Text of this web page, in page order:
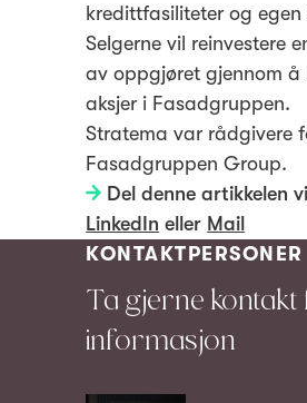
kredittfasiliteter og egen
Selgerne vil reinvestere
av oppgjøret gjennom å
aksjer i Fasadgruppen.
Stratema var rådgivere
Fasadgruppen Group.
Del denne artikkelen
LinkedIn eller Mail
KONTAKTPERSONER
Ta gjerne
informasjon